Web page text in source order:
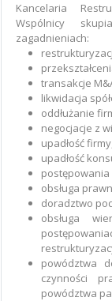
Kancelaria
Wspólnicy
zagadnieniach:
transakcje
likwidacja
oddłużanie
negocjacje z
upadłość
upadłość
obsługa
doradztwo
obsługa
powództwa
czynności
powództwa